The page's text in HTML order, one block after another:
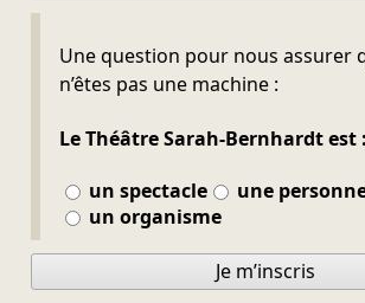
Une question pour nous assurer
n’êtes pas une machine :
Le Théâtre Sarah-Bernhardt est :
un spectacle
une
un organisme
Ne pas remplir
Je m’inscris